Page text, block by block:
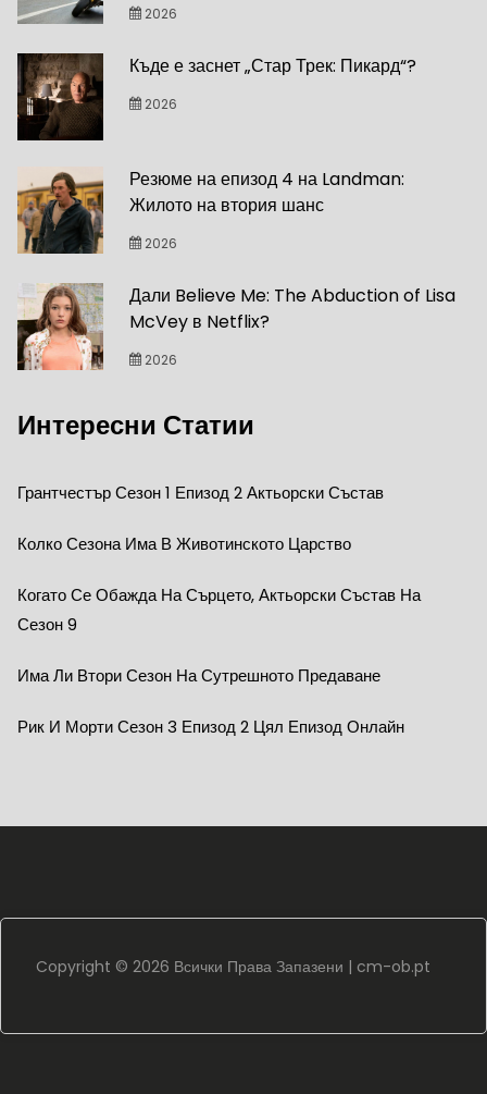
2026
Къде е заснет „Стар Трек: Пикард“?
2026
Резюме на епизод 4 на Landman:
Жилото на втория шанс
2026
Дали Believe Me: The Abduction of Lisa
McVey в Netflix?
2026
Интересни Статии
Грантчестър Сезон 1 Епизод 2 Актьорски Състав
Колко Сезона Има В Животинското Царство
Когато Се Обажда На Сърцето, Актьорски Състав На
Сезон 9
Има Ли Втори Сезон На Сутрешното Предаване
Рик И Морти Сезон 3 Епизод 2 Цял Епизод Онлайн
Copyright © 2026 Всички Права Запазени | cm-ob.pt